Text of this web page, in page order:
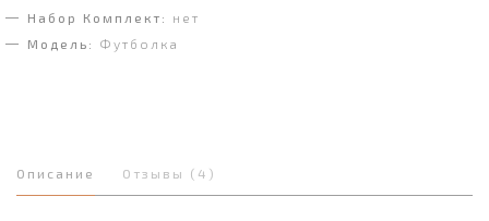
Набор Комплект:
нет
Модель:
Футболка
Описание Отзывы (4)